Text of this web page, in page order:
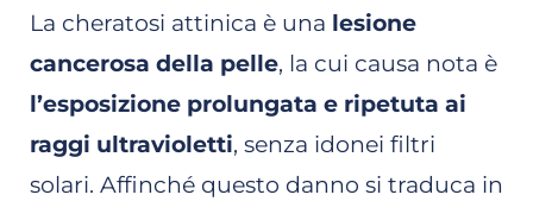
La cheratosi attinica è una lesione
cancerosa della pelle, la cui causa nota è
l’esposizione prolungata e ripetuta ai
raggi ultravioletti, senza idonei filtri
solari. Affinché questo danno si traduca in